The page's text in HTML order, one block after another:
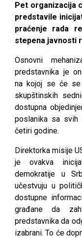
Pet organizacija
predstavile
praćenje rada
stepena javnosti
Osnovni
predstavnika je
na kojoj se će se
skupštinskih
dostupna
poslanika sa svih
četiri godine.
Direktorka misije
je ovakva
demokratije u
učestvuju u
dostupne
građane da
predstavnika da
izabrani. To će